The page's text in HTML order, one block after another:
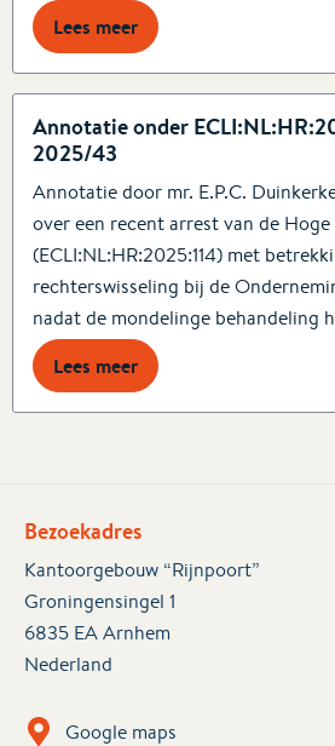
Lees meer
Annotatie onder
2025/43
Annotatie door mr. E.P.C.
over een recent arrest van de Hoge
(ECLI:NL:HR:2025:114) met
rechterswisseling bij de
nadat de mondelinge behandeling
Lees meer
Bezoekadres
Kantoorgebouw “Rijnpoort”
Groningensingel 1
6835 EA Arnhem
Nederland
Google maps